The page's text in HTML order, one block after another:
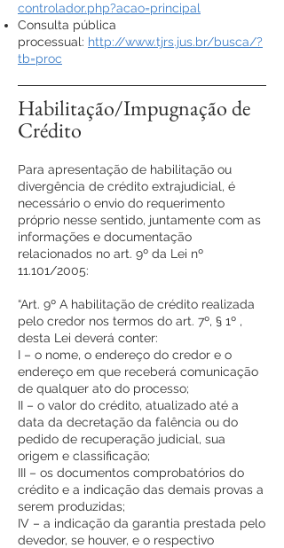
controlador.php?acao=principal
Consulta pública
processual: http://www.tjrs.jus.br/busca/?
tb=proc
Habilitação/Impugnação de
Crédito
Para apresentação de habilitação ou
divergência de crédito extrajudicial, é
necessário o envio do requerimento
próprio nesse sentido, juntamente com as
informações e documentação
relacionados no art. 9º da Lei nº
11.101/2005:
“Art. 9º A habilitação de crédito realizada
pelo credor nos termos do art. 7º, § 1º ,
desta Lei deverá conter:
I – o nome, o endereço do credor e o
endereço em que receberá comunicação
de qualquer ato do processo;
II – o valor do crédito, atualizado até a
data da decretação da falência ou do
pedido de recuperação judicial, sua
origem e classificação;
III – os documentos comprobatórios do
crédito e a indicação das demais provas a
serem produzidas;
IV – a indicação da garantia prestada pelo
devedor, se houver, e o respectivo